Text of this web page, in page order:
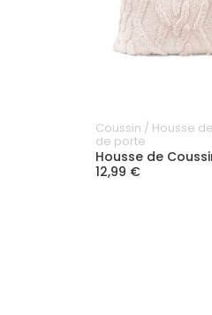
Coussin / Housse
de porte
Housse de
12,99 €